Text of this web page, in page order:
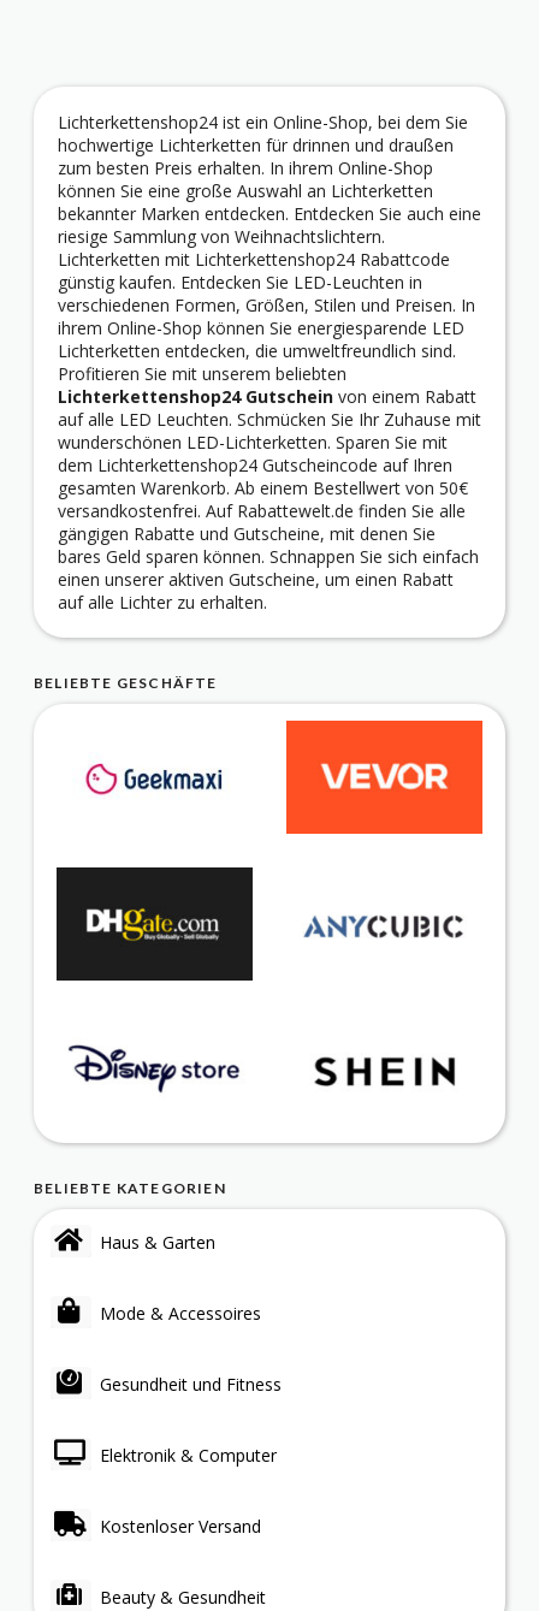
Lichterkettenshop24 ist ein Online-Shop, bei dem Sie
hochwertige Lichterketten für drinnen und draußen
zum besten Preis erhalten. In ihrem Online-Shop
können Sie eine große Auswahl an Lichterketten
bekannter Marken entdecken. Entdecken Sie auch eine
riesige Sammlung von Weihnachtslichtern.
Lichterketten mit Lichterkettenshop24 Rabattcode
günstig kaufen. Entdecken Sie LED-Leuchten in
verschiedenen Formen, Größen, Stilen und Preisen. In
ihrem Online-Shop können Sie energiesparende LED
Lichterketten entdecken, die umweltfreundlich sind.
Profitieren Sie mit unserem beliebten
Lichterkettenshop24 Gutschein von einem Rabatt
auf alle LED Leuchten. Schmücken Sie Ihr Zuhause mit
wunderschönen LED-Lichterketten. Sparen Sie mit
dem Lichterkettenshop24 Gutscheincode auf Ihren
gesamten Warenkorb. Ab einem Bestellwert von 50€
versandkostenfrei. Auf Rabattewelt.de finden Sie alle
gängigen Rabatte und Gutscheine, mit denen Sie
bares Geld sparen können. Schnappen Sie sich einfach
einen unserer aktiven Gutscheine, um einen Rabatt
auf alle Lichter zu erhalten.
BELIEBTE GESCHÄFTE
BELIEBTE KATEGORIEN
Haus & Garten
Mode & Accessoires
Gesundheit und Fitness
Elektronik & Computer
Kostenloser Versand
Beauty & Gesundheit